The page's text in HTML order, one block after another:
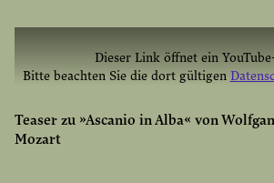
Dieser Link öffnet ein
Bitte beachten Sie die dort gültigen
YOUTUBE EINMAL
Teaser zu »Ascanio in Alba« von
Mozart